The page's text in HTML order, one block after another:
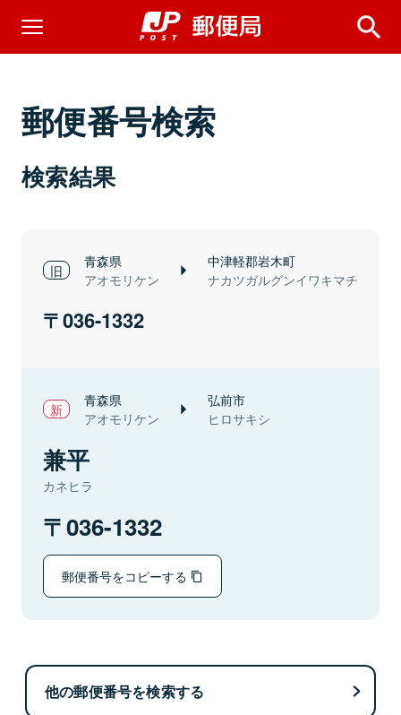
郵便番号検索
検索結果
青森県
アオモリケン
中津軽郡岩木町
ナカツガルグンイワキマチ
036-1332
青森県
アオモリケン
弘前市
ヒロサキシ
兼平
カネヒラ
036-1332
郵便番号をコピーする
他の郵便番号を検索する